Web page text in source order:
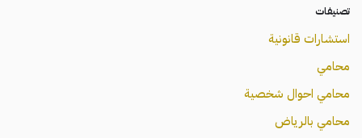
تصنيفات
استشارات قانونية
محامي
محامي احوال شخصية
محامي بالرياض